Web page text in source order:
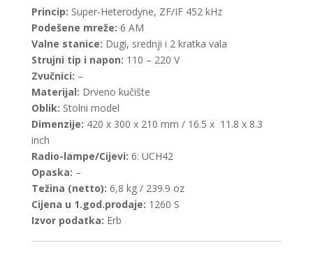
Princip: Super-Heterodyne, ZF/IF 452 kHz
Podešene mreže: 6 AM
Valne stanice: Dugi, srednji i 2 kratka vala
Strujni tip i napon: 110 – 220 V
Zvučnici: –
Materijal: Drveno kučište
Oblik: Stolni model
Dimenzije: 420 x 300 x 210 mm / 16.5 x 11.8 x 8.3
inch
Radio-lampe/Cijevi: 6: UCH42
Opaska: –
Težina (netto): 6,8 kg / 239.9 oz
Cijena u 1.god.prodaje: 1260 S
Izvor podatka: Erb